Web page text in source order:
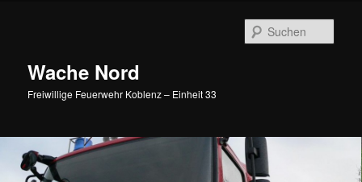
Wache Nord
Freiwillige Feuerwehr Koblenz – Einheit 33